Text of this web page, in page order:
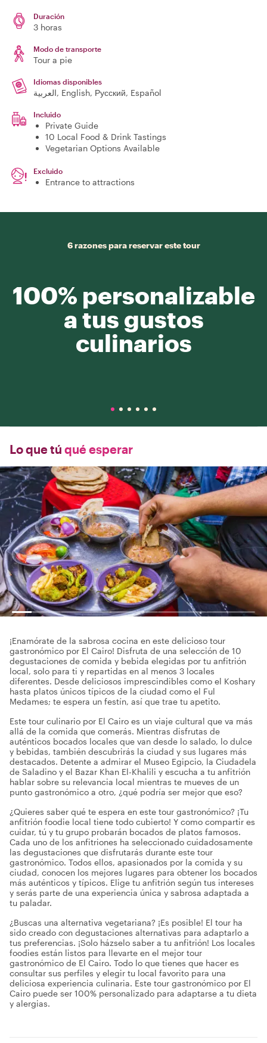
Duración
3 horas
Modo de transporte
Tour a pie
Idiomas disponibles
العربية, English, Русский, Español
Incluido
Private Guide
10 Local Food & Drink Tastings
Vegetarian Options Available
Excluido
Entrance to attractions
6 razones para reservar este tour
100% personalizable
a tus gustos
culinarios
Lo que tú qué esperar
¡Enamórate de la sabrosa cocina en este delicioso tour
gastronómico por El Cairo! Disfruta de una selección de 10
degustaciones de comida y bebida elegidas por tu anfitrión
local, solo para ti y repartidas en al menos 3 locales
diferentes. Desde deliciosos imprescindibles como el Koshary
hasta platos únicos típicos de la ciudad como el Ful
Medames; te espera un festín, así que trae tu apetito.
Este tour culinario por El Cairo es un viaje cultural que va más
allá de la comida que comerás. Mientras disfrutas de
auténticos bocados locales que van desde lo salado, lo dulce
y bebidas, también descubrirás la ciudad y sus lugares más
destacados. Detente a admirar el Museo Egipcio, la Ciudadela
de Saladino y el Bazar Khan El-Khalili y escucha a tu anfitrión
hablar sobre su relevancia local mientras te mueves de un
punto gastronómico a otro, ¿qué podría ser mejor que eso?
¿Quieres saber qué te espera en este tour gastronómico? ¡Tu
anfitrión foodie local tiene todo cubierto! Y como compartir es
cuidar, tú y tu grupo probarán bocados de platos famosos.
Cada uno de los anfitriones ha seleccionado cuidadosamente
las degustaciones que disfrutarás durante este tour
gastronómico. Todos ellos, apasionados por la comida y su
ciudad, conocen los mejores lugares para obtener los bocados
más auténticos y típicos. Elige tu anfitrión según tus intereses
y serás parte de una experiencia única y sabrosa adaptada a
tu paladar.
¿Buscas una alternativa vegetariana? ¡Es posible! El tour ha
sido creado con degustaciones alternativas para adaptarlo a
tus preferencias. ¡Solo házselo saber a tu anfitrión! Los locales
foodies están listos para llevarte en el mejor tour
gastronómico de El Cairo. Todo lo que tienes que hacer es
consultar sus perfiles y elegir tu local favorito para una
deliciosa experiencia culinaria. Este tour gastronómico por El
Cairo puede ser 100% personalizado para adaptarse a tu dieta
y alergias.